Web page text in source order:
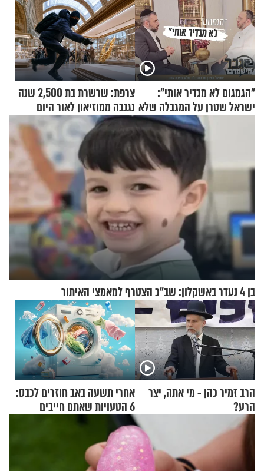
"הגמגום לא מגדיר אותי":
ישראל שטרן על המגבלה שלא
צרפת: שרשרת בת 2,500 שנה
נגנבה ממוזיאון לאור היום
בן 4 נעדר באשקלון: שב"כ הצטרף למאמצי האיתור
הרב זמיר כהן - מי אתה, יצר
הרע?
אחרי תשעה באב חוזרים לכבס:
6 הטעויות שאתם חייבים
להפסיק לעשות